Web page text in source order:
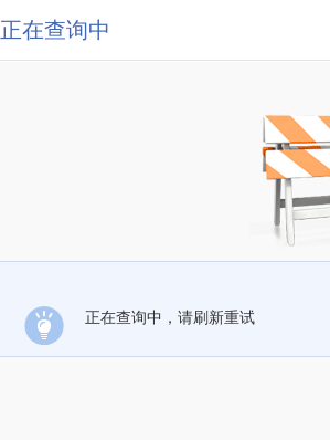
正在查询中
正在查询中，请刷新重试